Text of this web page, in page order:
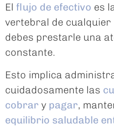
El flujo de efectivo es
vertebral de cualquier
debes prestarle una
constante.
Esto implica
cuidadosamente las
cobrar y pagar,
equilibrio saludable